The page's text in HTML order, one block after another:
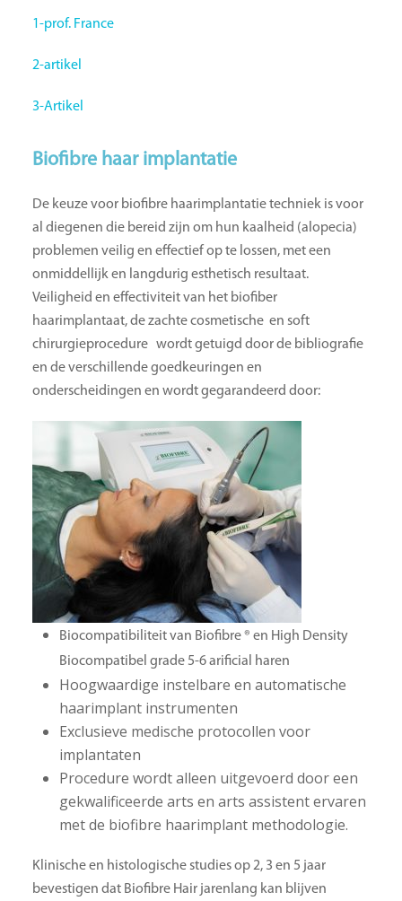
1-prof. France
2-artikel
3-Artikel
Biofibre haar implantatie
De keuze voor biofibre haarimplantatie techniek is voor
al diegenen die bereid zijn om hun kaalheid (alopecia)
problemen veilig en effectief op te lossen, met een
onmiddellijk en langdurig esthetisch resultaat.
Veiligheid en effectiviteit van het biofiber
haarimplantaat, de zachte cosmetische en soft
chirurgieprocedure wordt getuigd door de bibliografie
en de verschillende goedkeuringen en
onderscheidingen en wordt gegarandeerd door:
Biocompatibiliteit van Biofibre ® en High Density
Biocompatibel grade 5-6 arificial haren
Hoogwaardige instelbare en automatische
haarimplant instrumenten
Exclusieve medische protocollen voor
implantaten
Procedure wordt alleen uitgevoerd door een
gekwalificeerde arts en arts assistent ervaren
met de biofibre haarimplant methodologie.
Klinische en histologische studies op 2, 3 en 5 jaar
bevestigen dat Biofibre Hair jarenlang kan blijven